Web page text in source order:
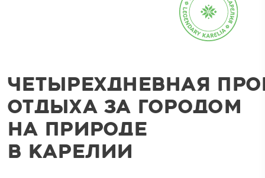
ЧЕТЫРЕХДНЕВНАЯ
ОТДЫХА ЗА ГОРОДОМ
НА ПРИРОДЕ
В КАРЕЛИИ